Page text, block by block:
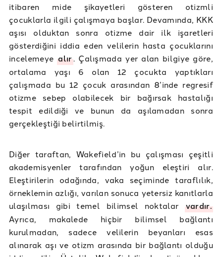
itibaren mide şikayetleri gösteren otizmli
çocuklarla ilgili çalışmaya başlar. Devamında, KKK
aşısı olduktan sonra otizme dair ilk işaretleri
gösterdiğini iddia eden velilerin hasta çocuklarını
incelemeyealır. Çalışmada yer alan bilgiye göre,
ortalama yaşı 6 olan 12 çocukta yaptıkları
çalışmada bu 12 çocuk arasından 8’inde regresif
otizme sebep olabilecek bir bağırsak hastalığı
tespit edildiği ve bunun da aşılamadan sonra
gerçekleştiği belirtilmiş.
Diğer taraftan, Wakefield’in bu çalışması çeşitli
akademisyenler tarafından yoğun eleştiri alır.
Eleştirilerin odağında, vaka seçiminde taraflılık,
örneklemin azlığı, varılan sonuca yetersiz kanıtlarla
ulaşılması gibi temel bilimsel noktalar vardır.
Ayrıca, makalede hiçbir bilimsel bağlantı
kurulmadan, sadece velilerin beyanları esas
alınarak aşı ve otizm arasında bir bağlantı olduğu